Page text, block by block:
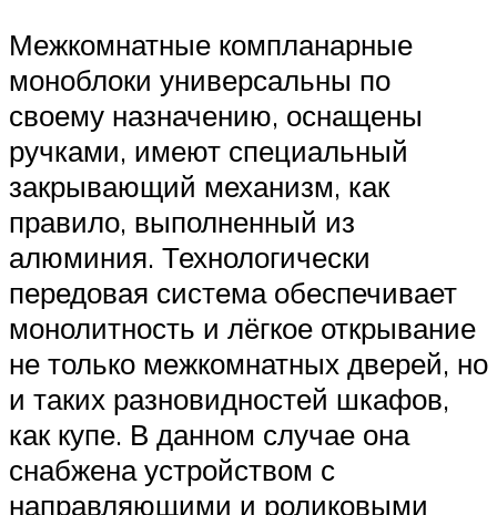
Межкомнатные компланарные
моноблоки универсальны по
своему назначению, оснащены
ручками, имеют специальный
закрывающий механизм, как
правило, выполненный из
алюминия. Технологически
передовая система обеспечивает
монолитность и лёгкое открывание
не только межкомнатных дверей, но
и таких разновидностей шкафов,
как купе. В данном случае она
снабжена устройством с
направляющими и роликовыми